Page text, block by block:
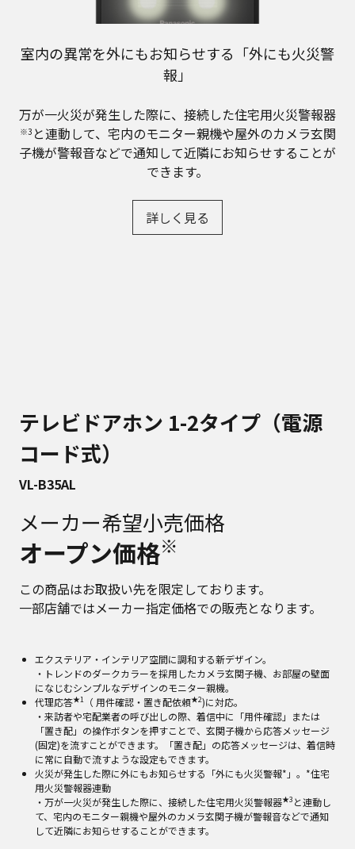
室内の異常を外にもお知らせする「外にも火災警
報」
万が一火災が発生した際に、接続した住宅用火災警報器
※3 と連動して、宅内のモニター親機や屋外のカメラ玄関
子機が警報音などで通知して近隣にお知らせすることが
できます。
詳しく見る
テレビドアホン 1-2タイプ（電源
コード式）
VL-B35AL
メーカー希望小売価格
オープン価格※
この商品はお取扱い先を限定しております。
一部店舗ではメーカー指定価格での販売となります。
エクステリア・インテリア空間に調和する新デザイン。
・トレンドのダークカラーを採用したカメラ玄関子機、お部屋の壁面
になじむシンプルなデザインのモニター親機。
代理応答★1 （ 用件確認・置き配依頼★2)に対応。
・来訪者や宅配業者の呼び出しの際、着信中に「用件確認」または
「置き配」の操作ボタンを押すことで、玄関子機から応答メッセージ
(固定)を流すことができます。「置き配」の応答メッセージは、着信時
に常に自動で流すような設定もできます。
火災が発生した際に外にもお知らせする「外にも火災警報*」。*住宅
用火災警報器連動
・万が一火災が発生した際に、接続した住宅用火災警報器★3 と連動し
て、宅内のモニター親機や屋外のカメラ玄関子機が警報音などで通知
して近隣にお知らせすることができます。